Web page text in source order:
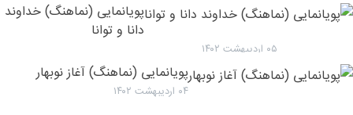
پویانمایی (نماهنگ) خداوند
دانا و توانا
۰۵ اردیبهشت ۱۴۰۲
پویانمایی (نماهنگ) آغاز نوبهار
۰۴ اردیبهشت ۱۴۰۲